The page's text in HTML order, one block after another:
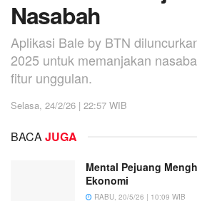
Nasabah
Aplikasi Bale by BTN
2025 untuk memanjakan
fitur unggulan.
Selasa, 24/2/26 | 22:57 WIB
BACAJUGA
Mental Pejuang
Ekonomi
RABU, 20/5/26 | 10:09 WIB